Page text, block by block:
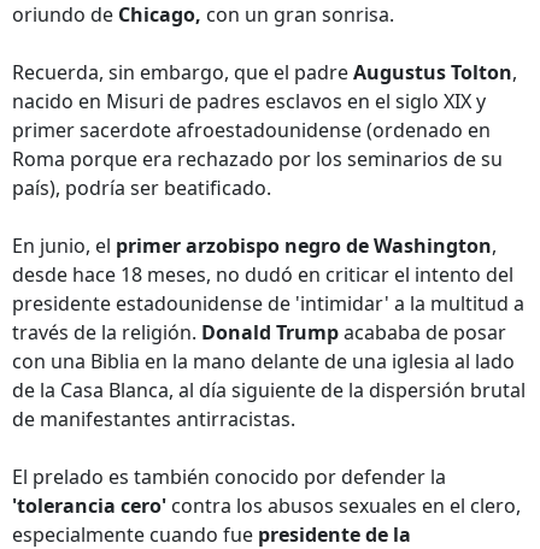
oriundo de Chicago, con un gran sonrisa.
Recuerda, sin embargo, que el padreAugustus Tolton,
nacido en Misuri de padres esclavos en el siglo XIX y
primer sacerdote afroestadounidense (ordenado en
Roma porque era rechazado por los seminarios de su
país), podría ser beatificado.
En junio, el primer arzobispo negro de Washington,
desde hace 18 meses, no dudó en criticar el intento del
presidente estadounidense de 'intimidar' a la multitud a
través de la religión. Donald Trumpacababa de posar
con una Biblia en la mano delante de una iglesia al lado
de la Casa Blanca, al día siguiente de la dispersión brutal
de manifestantes antirracistas.
El prelado es también conocido por defender la
'tolerancia cero' contra los abusos sexuales en el clero,
especialmente cuando fue presidente de la